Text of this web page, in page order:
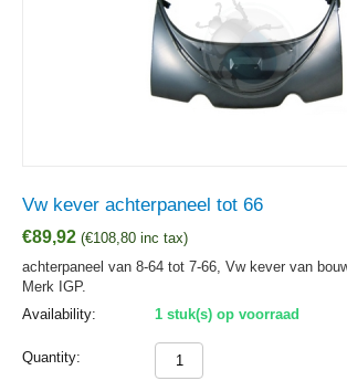
Vw kever achterpaneel tot 66
€89,92 (€108,80 inc tax)
achterpaneel van 8-64 tot 7-66, Vw kever van
Merk IGP.
Availability:
1 stuk(s) op voorraad
Quantity: